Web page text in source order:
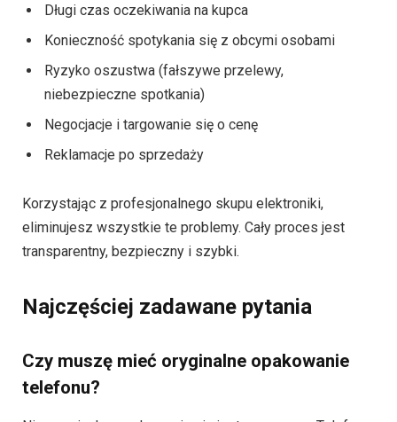
Długi czas oczekiwania na kupca
Konieczność spotykania się z obcymi osobami
Ryzyko oszustwa (fałszywe przelewy,
niebezpieczne spotkania)
Negocjacje i targowanie się o cenę
Reklamacje po sprzedaży
Korzystając z profesjonalnego skupu elektroniki,
eliminujesz wszystkie te problemy. Cały proces jest
transparentny, bezpieczny i szybki.
Najczęściej zadawane pytania
Czy muszę mieć oryginalne opakowanie
telefonu?